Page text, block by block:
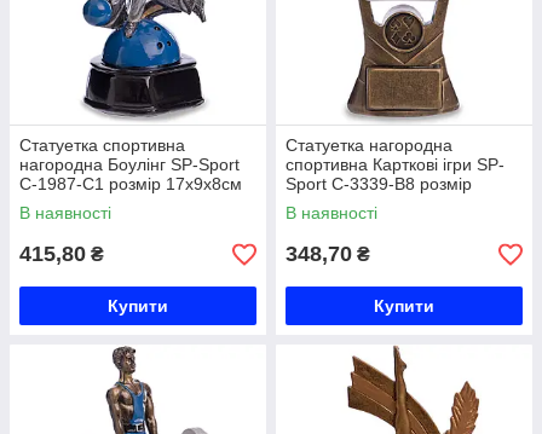
Статуетка спортивна
нагородна Боулінг SP-Sport
C-1987-C1 розмір 17х9х8см
срібло Код C-1987-C1
В наявності
415,80 ₴
Купити
Статуетка нагородна
спортивна Карткові ігри SP-
Sport C-3339-B8 розмір
18х10х8см бронза Код C-
3339-B8
В наявності
348,70 ₴
Купити